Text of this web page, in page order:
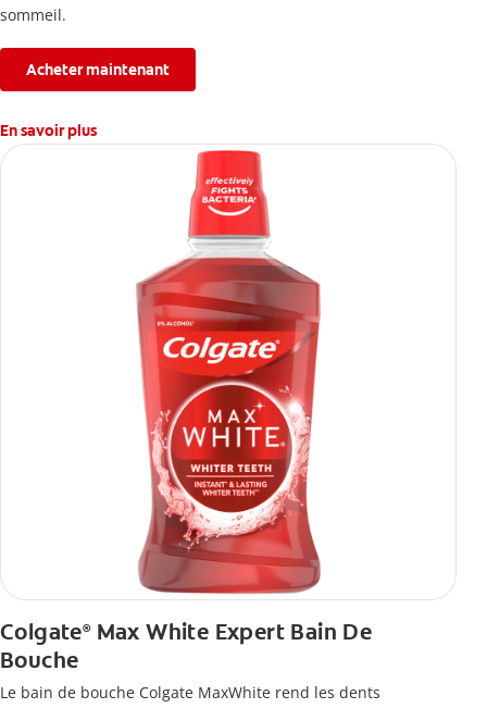
sommeil.
Acheter maintenant
En savoir plus
Colgate®Max White Expert Bain De
Bouche
Le bain de bouche Colgate MaxWhite rend les dents